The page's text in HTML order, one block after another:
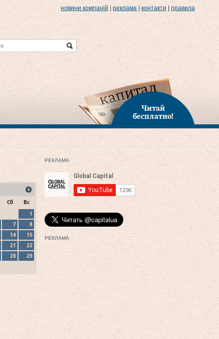
новини компаній реклама контакти правила
Читай
бесплатно!
Сб
Вс
1
7
8
14
15
21
22
28
29
РЕКЛАМА
РЕКЛАМА